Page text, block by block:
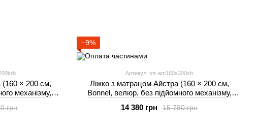
(160 × 200 см,
механізму,
грн
−9%
Артикул: str-am160x200sb
Ліжко з матрацом Айстра (160 × 200 см,
Bonnel, велюр, без підйомного механізму,
15 780 грн
14 380 грн